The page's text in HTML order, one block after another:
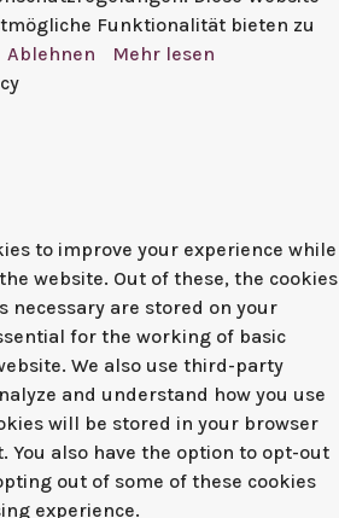
Funktionalität bieten zu
Ablehnen
Mehr lesen
to improve your experience while
website. Out of these, the cookies
necessary are stored on your
for the working of basic
We also use third-party
and understand how you use
will be stored in your browser
You also have the option to opt-out
out of some of these cookies
experience.